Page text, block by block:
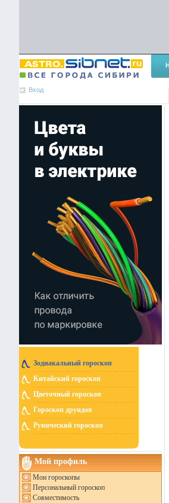
Вход
Зодиакальный гороскоп
Китайский гороскоп
Цветочный гороскоп
Гороскоп друидов
Рунический гороскоп
Мой профиль
Мои гороскопы
Персональный гороскоп
Совместимость